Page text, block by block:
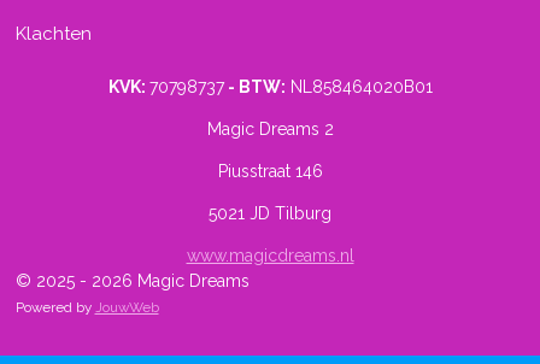
Klachten
KVK: 70798737- BTW: NL858464020B01
Magic Dreams 2
Piusstraat 146
5021 JD Tilburg
www.magicdreams.nl
© 2025 - 2026 Magic Dreams
Powered by JouwWeb